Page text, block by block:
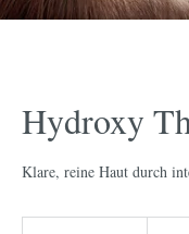
Hydroxy
Klare, reine Haut durch